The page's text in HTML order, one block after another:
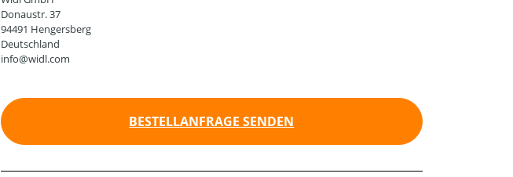
Donaustr. 37
94491 Hengersberg
Deutschland
info@widl.com
BESTELLANFRAGE SENDEN